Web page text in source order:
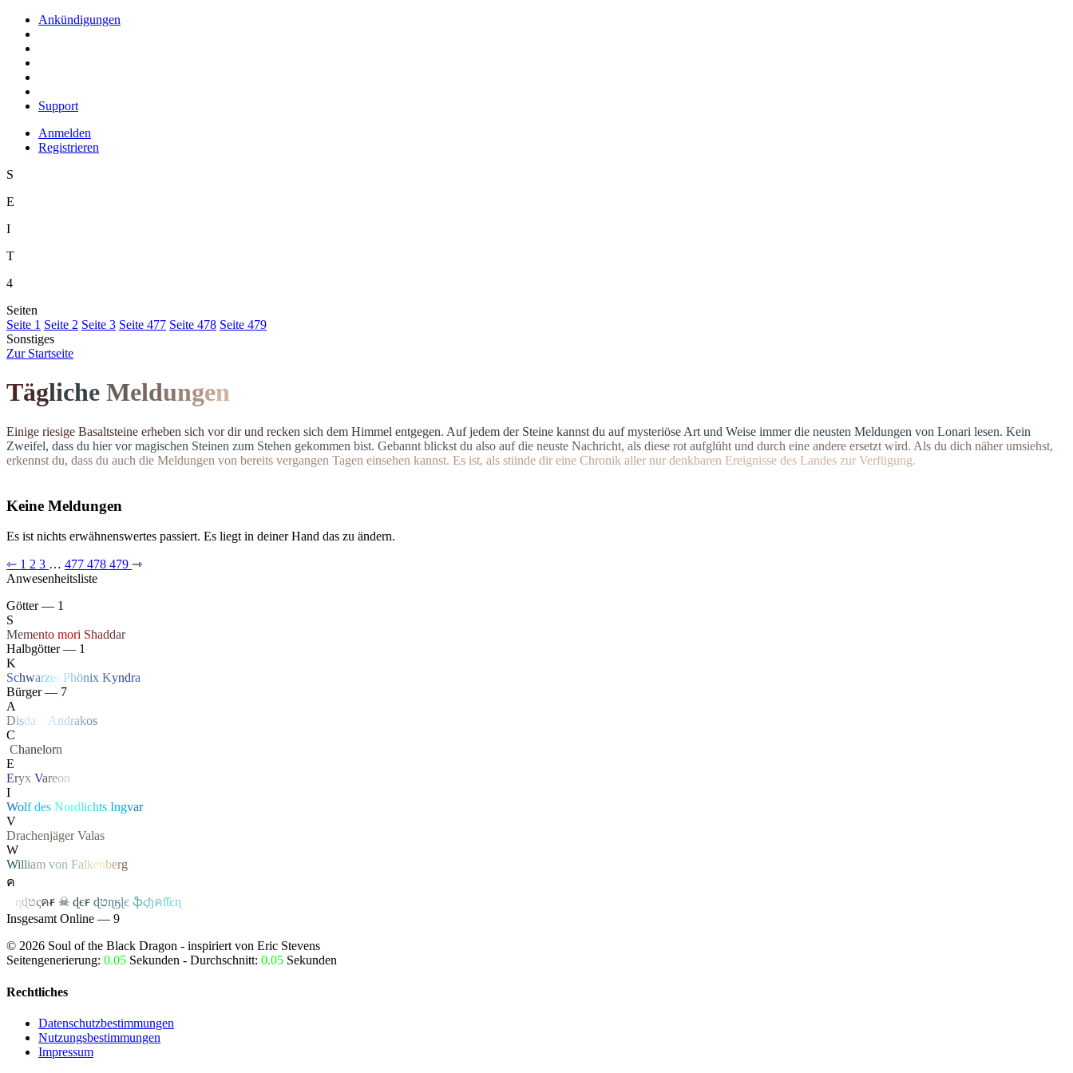
Ankündigungen
Support
Anmelden
Registrieren
S
E
I
T
4
Seiten
Seite 1 Seite 2 Seite 3 Seite 477 Seite 478 Seite 479
Sonstiges
Zur Startseite
Tägliche Meldungen
Einige riesige Basaltsteine erheben sich vor dir und recken sich dem Himmel entgegen. Auf jedem der Steine kannst du auf mysteriöse Art und Weise immer die neusten Meldungen von Lonari lesen. Kein
Zweifel, dass du hier vor magischen Steinen zum Stehen gekommen bist. Gebannt blickst du also auf die neuste Nachricht, als diese rot aufglüht und durch eine andere ersetzt wird. Als du dich näher umsiehst,
erkennst du, dass du auch die Meldungen von bereits vergangen Tagen einsehen kannst. Es ist, als stünde dir eine Chronik aller nur denkbaren Ereignisse des Landes zur Verfügung.
Keine Meldungen
Es ist nichts erwähnenswertes passiert. Es liegt in deiner Hand das zu ändern.
⇽ 1 2 3 … 477 478 479 ⇾
Anwesenheitsliste
Götter — 1
S
Memento mori Shaddar
Halbgötter — 1
K
Schwarzer Phönix Kyndra
Bürger — 7
A
Disda Andrakos
C
Chanelorn
E
Eryx Vareon
I
Wolfdes Nordlichts Ingvar
V
Drachenjäger Valas
W
William von Falkenberg
ค
ɳɖטςคꞧ ☠ ɖєꞧ ɖטɳӄɭє ֆςђคƭƭєɳ
Insgesamt Online — 9
© 2026 Soul of the Black Dragon - inspiriert von Eric Stevens
Seitengenerierung: 0.05 Sekunden - Durchschnitt: 0.05 Sekunden
Rechtliches
Datenschutzbestimmungen
Nutzungsbestimmungen
Impressum